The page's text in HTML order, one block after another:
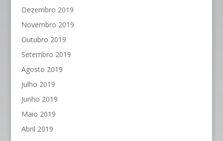
Dezembro 2019
Novembro 2019
Outubro 2019
Setembro 2019
Agosto 2019
Julho 2019
Junho 2019
Maio 2019
Abril 2019